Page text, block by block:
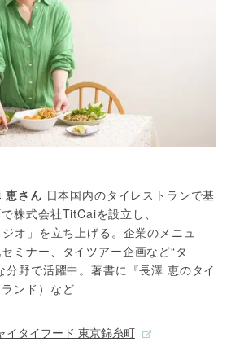
恵さん 日本国内のタイレストランで基
株式会社TitCaiを設立し、
オ」を立ち上げる。企業のメニュ
ミナー、タイツアー企画など“タ
分野で活躍中。著書に『長澤 恵のタイ
ンド）など
イタイフード 東京錦糸町